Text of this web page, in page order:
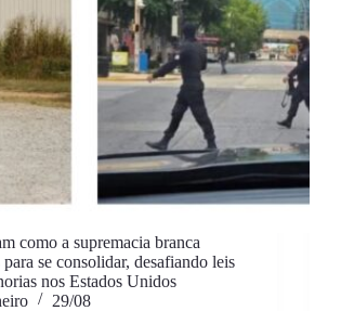
como a supremacia branca
se consolidar, desafiando leis
nos Estados Unidos
29/08